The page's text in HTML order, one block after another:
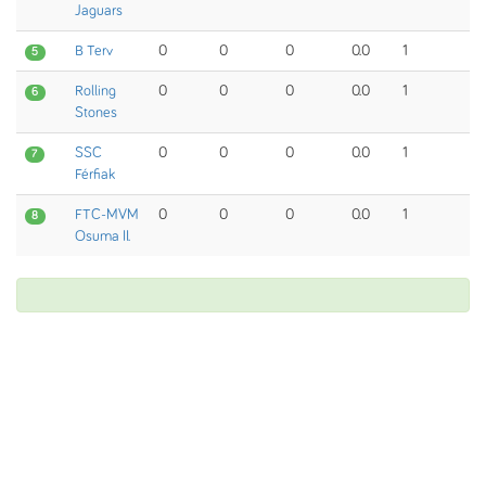
Jaguars
5 B Terv 0 0 0 0.0 1
6
Rolling
Stones
0 0 0 0.0 1
7
SSC
Férfiak
0 0 0 0.0 1
8
FTC-MVM
Osuma II.
0 0 0 0.0 1